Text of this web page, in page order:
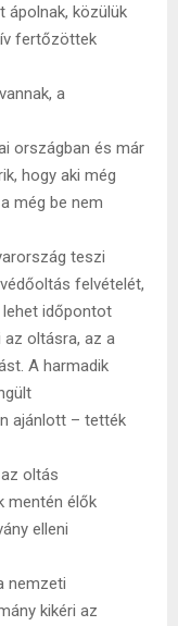
közülük
fertőzöttek
a
országban és már
hogy aki még
még be nem
teszi
felvételét,
lehet időpontot
az oltásra, az a
A harmadik
ajánlott – tették
oltás
mentén élők
elleni
nemzeti
kikéri az